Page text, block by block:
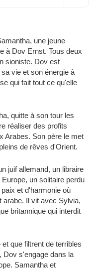
une jeune
à Dov Ernst. Tous deux
sioniste. Dov est
vie et son énergie à
qui fait tout ce qu'elle
quitte à son tour les
réaliser des profits
Arabes. Son père le met
de rêves d'Orient.
juif allemand, un libraire
un solitaire perdu
et d'harmonie où
arabe. Il vit avec Sylvia,
britannique qui interdit
que filtrent de terribles
Dov s'engage dans la
Samantha et